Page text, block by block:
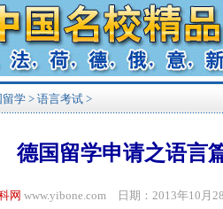
留学 > 语言考试 >
德国留学申请之语言
网 www.yibone.com 日期：2013年10月